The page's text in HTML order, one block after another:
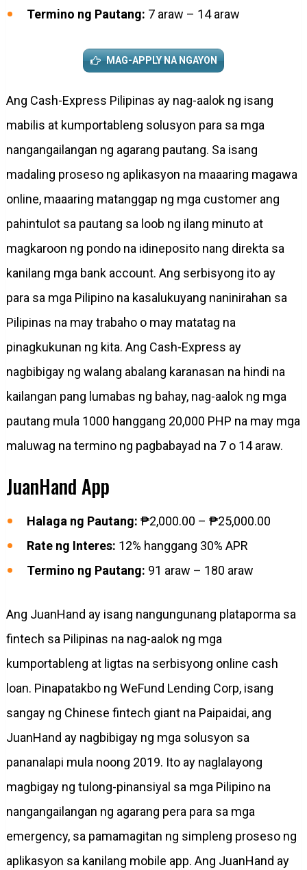
Termino ng Pautang: 7 araw – 14 araw
MAG-APPLY NA NGAYON
Ang Cash-Express Pilipinas ay nag-aalok ng isang
mabilis at kumportableng solusyon para sa mga
nangangailangan ng agarang pautang. Sa isang
madaling proseso ng aplikasyon na maaaring magawa
online, maaaring matanggap ng mga customer ang
pahintulot sa pautang sa loob ng ilang minuto at
magkaroon ng pondo na idineposito nang direkta sa
kanilang mga bank account. Ang serbisyong ito ay
para sa mga Pilipino na kasalukuyang naninirahan sa
Pilipinas na may trabaho o may matatag na
pinagkukunan ng kita. Ang Cash-Express ay
nagbibigay ng walang abalang karanasan na hindi na
kailangan pang lumabas ng bahay, nag-aalok ng mga
pautang mula 1000 hanggang 20,000 PHP na may mga
maluwag na termino ng pagbabayad na 7 o 14 araw.
JuanHand App
Halaga ng Pautang: ₱2,000.00 – ₱25,000.00
Rate ng Interes: 12% hanggang 30% APR
Termino ng Pautang: 91 araw – 180 araw
Ang JuanHand ay isang nangungunang plataporma sa
fintech sa Pilipinas na nag-aalok ng mga
kumportableng at ligtas na serbisyong online cash
loan. Pinapatakbo ng WeFund Lending Corp, isang
sangay ng Chinese fintech giant na Paipaidai, ang
JuanHand ay nagbibigay ng mga solusyon sa
pananalapi mula noong 2019. Ito ay naglalayong
magbigay ng tulong-pinansiyal sa mga Pilipino na
nangangailangan ng agarang pera para sa mga
emergency, sa pamamagitan ng simpleng proseso ng
aplikasyon sa kanilang mobile app. Ang JuanHand ay